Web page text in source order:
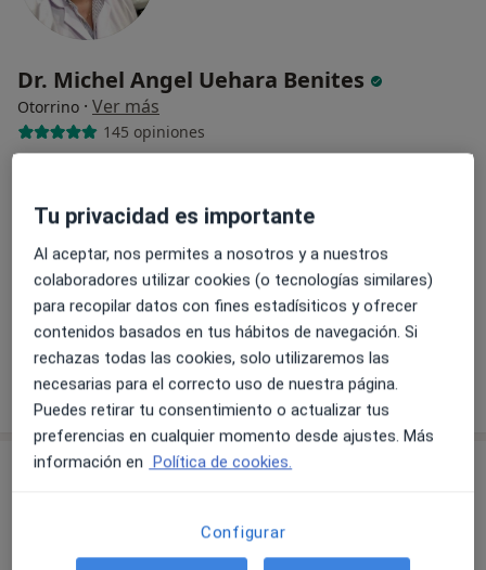
Dr. Michel Angel Uehara Benites
Otorrino · Ver más
145 opiniones
Paseo de la Castellana 170, Madrid•Mapa
Clinica Madrid - Paseo de la Castellana
Visita Otorrinolaringología
Pedir una cita
Tu privacidad es importante
Al aceptar, nos permites a nosotros y a nuestros
colaboradores utilizar cookies (o tecnologías similares)
para recopilar datos con fines estadísiticos y ofrecer
contenidos basados en tus hábitos de navegación. Si
rechazas todas las cookies, solo utilizaremos las
necesarias para el correcto uso de nuestra página.
Puedes retirar tu consentimiento o actualizar tus
preferencias en cualquier momento desde ajustes. Más
información en Política de cookies.
Configurar